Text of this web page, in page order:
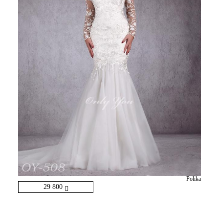
29 800
Polika